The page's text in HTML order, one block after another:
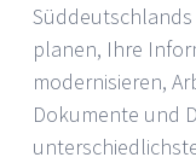
planen, Ihre
modernisieren,
Dokumente und